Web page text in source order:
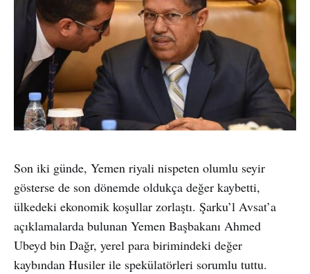
Son iki günde, Yemen riyali nispeten olumlu seyir
gösterse de son dönemde oldukça değer kaybetti,
ülkedeki ekonomik koşullar zorlaştı. Şarku’l Avsat’a
açıklamalarda bulunan Yemen Başbakanı Ahmed
Ubeyd bin Dağr, yerel para birimindeki değer
kaybından Husiler ile spekülatörleri sorumlu tuttu.